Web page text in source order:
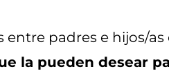
padres e hijos/
la pueden desear